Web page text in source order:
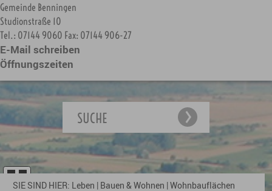
Gemeinde Benningen
Studionstraße 10
Tel.: 07144 9060 Fax: 07144 906-27
E-Mail schreiben
Öffnungszeiten
SUCHE
SIE SIND HIER: Leben | Bauen & Wohnen |Wohnbauflächen